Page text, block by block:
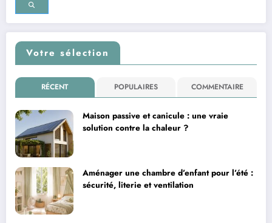
Votre sélection
RÉCENT POPULAIRES COMMENTAIRE
Maison passive et canicule : une vraie
solution contre la chaleur ?
Aménager une chambre d’enfant pour l’été :
sécurité, literie et ventilation